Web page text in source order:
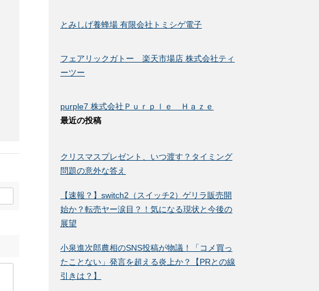
とみしげ養蜂場 有限会社トミシゲ電子
フェアリックガトー 楽天市場店 株式会社ティ
ーツー
purple7 株式会社Ｐｕｒｐｌｅ Ｈａｚｅ
最近の投稿
クリスマスプレゼント、いつ渡す？タイミング
問題の意外な答え
【速報？】switch2（スイッチ2）ゲリラ販売開
始か？転売ヤー涙目？！気になる現状と今後の
展望
小泉進次郎農相のSNS投稿が物議！「コメ買っ
たことない」発言を超える炎上か？【PRとの線
引きは？】